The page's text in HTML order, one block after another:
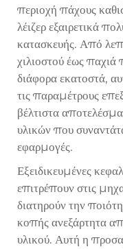
περιοχή πάχους
λέιζερ εξαιρετικά
κατασκευής. Από
χιλιοστού έως
διάφορα εκατοστά,
τις παραμέτρους
βέλτιστα
υλικών που
εφαρμογές.
Εξειδικευμένες
επιτρέπουν στις
διατηρούν την
κοπής ανεξάρτητα
υλικού. Αυτή η